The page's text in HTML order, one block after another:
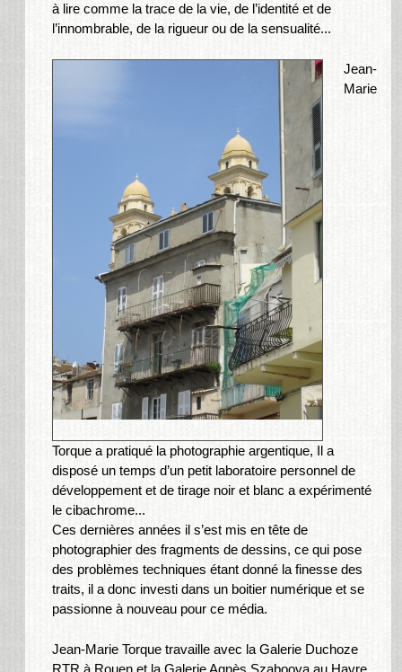
à lire comme la trace de la vie, de l’identité et de
l’innombrable, de la rigueur ou de la sensualité...
Jean-
Marie
Torque a pratiqué la photographie argentique, Il a
disposé un temps d’un petit laboratoire personnel de
développement et de tirage noir et blanc a expérimenté
le cibachrome...
Ces dernières années il s’est mis en tête de
photographier des fragments de dessins, ce qui pose
des problèmes techniques étant donné la finesse des
traits, il a donc investi dans un boitier numérique et se
passionne à nouveau pour ce média.
Jean-Marie Torque travaille avec la Galerie Duchoze
RTR à Rouen et la Galerie Agnès Szaboova au Havre